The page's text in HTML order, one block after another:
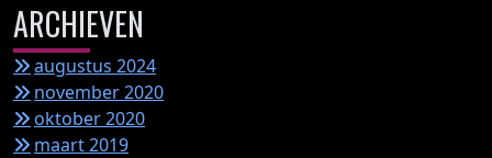
ARCHIEVEN
augustus 2024
november 2020
oktober 2020
maart 2019